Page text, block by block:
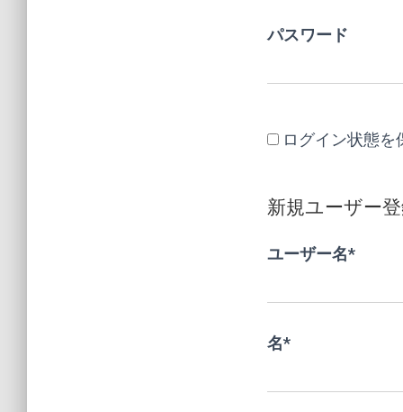
パスワード
ログイン状態を
新規ユーザー
ユーザー名*
名*